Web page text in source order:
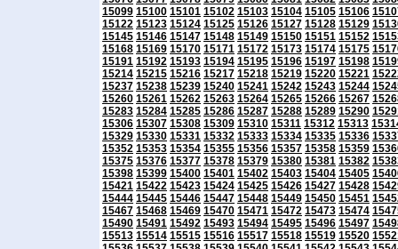
15099 15100 15101 15102 15103 15104 15105 15106
15122 15123 15124 15125 15126 15127 15128 15129
15145 15146 15147 15148 15149 15150 15151 15152
15168 15169 15170 15171 15172 15173 15174 15175
15191 15192 15193 15194 15195 15196 15197 15198
15214 15215 15216 15217 15218 15219 15220 15221
15237 15238 15239 15240 15241 15242 15243 15244
15260 15261 15262 15263 15264 15265 15266 15267
15283 15284 15285 15286 15287 15288 15289 15290
15306 15307 15308 15309 15310 15311 15312 15313
15329 15330 15331 15332 15333 15334 15335 15336
15352 15353 15354 15355 15356 15357 15358 15359
15375 15376 15377 15378 15379 15380 15381 15382
15398 15399 15400 15401 15402 15403 15404 15405
15421 15422 15423 15424 15425 15426 15427 15428
15444 15445 15446 15447 15448 15449 15450 15451
15467 15468 15469 15470 15471 15472 15473 15474
15490 15491 15492 15493 15494 15495 15496 15497
15513 15514 15515 15516 15517 15518 15519 15520